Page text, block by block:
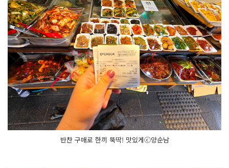
반찬 구매로 한끼 뚝딱! 맛있게ⓒ양순남